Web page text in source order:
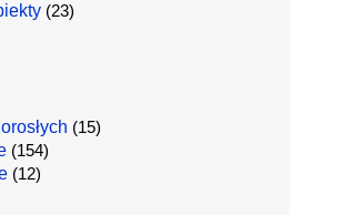
(23)
(15)
(154)
(12)